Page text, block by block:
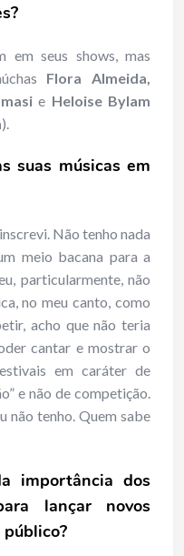
em seus shows, mas
Flora Almeida,
e Heloise Bylam
).
suas músicas em
Não tenho nada
meio bacana para a
particularmente, não
no meu canto, como
acho que não teria
cantar e mostrar o
em caráter de
e não de competição.
não tenho. Quem sabe
importância dos
lançar novos